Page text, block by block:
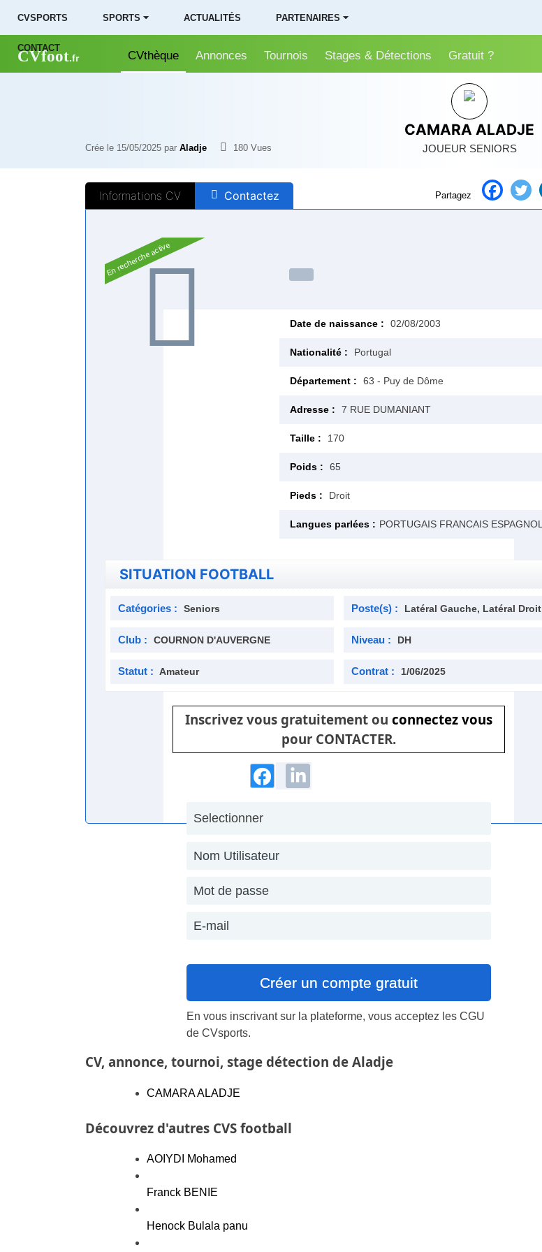
CVSPORTS SPORTS ⏷ ACTUALITÉS PARTENAIRES ⏷
CONTACT
CVfoot.fr CVthèque Annonces Tournois Stages & Détections Gratuit ?
CAMARA ALADJE
JOUEUR SENIORS
Crée le 15/05/2025 par Aladje 180 Vues
Informations CV Contactez Partagez
En recherche active
Date de naissance : 02/08/2003
Nationalité : Portugal
Département : 63 - Puy de Dôme
Adresse : 7 RUE DUMANIANT
Taille : 170
Poids : 65
Pieds : Droit
Langues parlées : PORTUGAIS FRANCAIS ESPAGNOL
SITUATION FOOTBALL
Catégories : Seniors Poste(s) : Latéral Gauche, Latéral Droit
Club : COURNON D'AUVERGNE Niveau : DH
Statut : Amateur Contrat : 1/06/2025
Inscrivez vous gratuitement ou connectez vous
pour CONTACTER.
En vous inscrivant sur la plateforme, vous acceptez lesCGU
de CVsports.
CV, annonce, tournoi, stage détection de Aladje
CAMARA ALADJE
Découvrez d'autres CVS football
AOIYDI Mohamed
Franck BENIE
Henock Bulala panu